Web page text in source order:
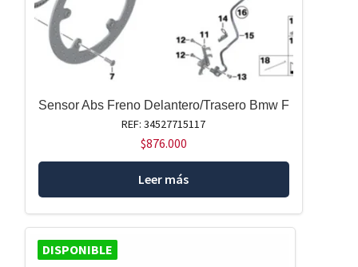
Sensor Abs Freno Delantero/Trasero Bmw F
REF: 34527715117
$876.000
Leer más
DISPONIBLE